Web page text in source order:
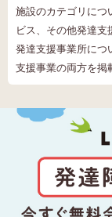
施設のカテゴリにつ
ビス、その他発達
発達支援事業所につ
支援事業の両方を掲